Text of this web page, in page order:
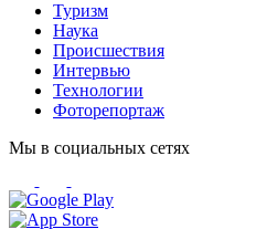
Туризм
Наука
Происшествия
Интервью
Технологии
Фоторепортаж
Мы в социальных сетях